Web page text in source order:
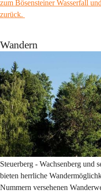
zum Bösensteiner Wasserfall
zurück.
Wandern
Steuerberg - Wachsenberg und
bieten herrliche
Nummern versehenen